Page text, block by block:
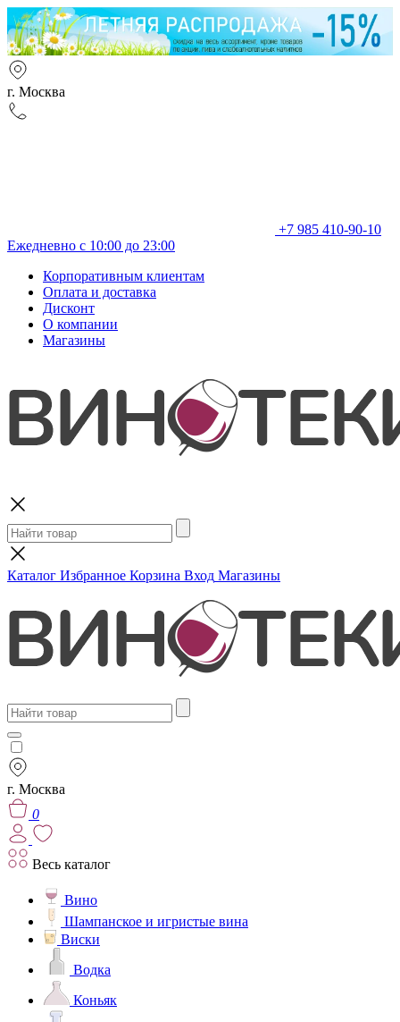
г. Москва
+7 985 410-90-10
Ежедневно с 10:00 до 23:00
Корпоративным клиентам
Оплата и доставка
Дисконт
О компании
Магазины
Каталог Избранное Корзина Вход Магазины
г. Москва
0
Весь каталог
Вино
Шампанское и игристые вина
Виски
Водка
Коньяк